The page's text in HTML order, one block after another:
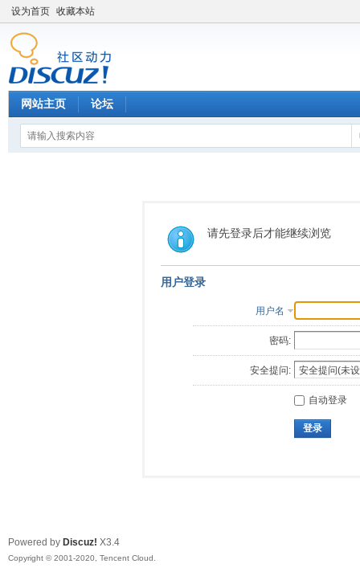
设为首页 收藏本站
网站主页 论坛
请先登录后才能继续浏览
用户登录
用户名
密码:
安全提问:
自动登录
登录
Powered by Discuz! X3.4
Copyright © 2001-2020, Tencent Cloud.